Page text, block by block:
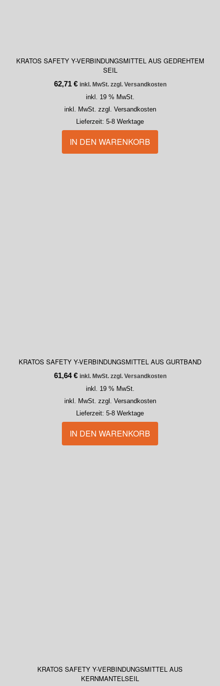
KRATOS SAFETY Y-VERBINDUNGSMITTEL AUS GEDREHTEM
SEIL
62,71 € inkl. MwSt. zzgl. Versandkosten
inkl. 19 % MwSt.
inkl. MwSt. zzgl. Versandkosten
Lieferzeit: 5-8 Werktage
IN DEN WARENKORB
KRATOS SAFETY Y-VERBINDUNGSMITTEL AUS GURTBAND
61,64€ inkl. MwSt. zzgl. Versandkosten
inkl. 19 % MwSt.
inkl. MwSt. zzgl. Versandkosten
Lieferzeit: 5-8 Werktage
IN DEN WARENKORB
KRATOS SAFETY Y-VERBINDUNGSMITTEL AUS
KERNMANTELSEIL